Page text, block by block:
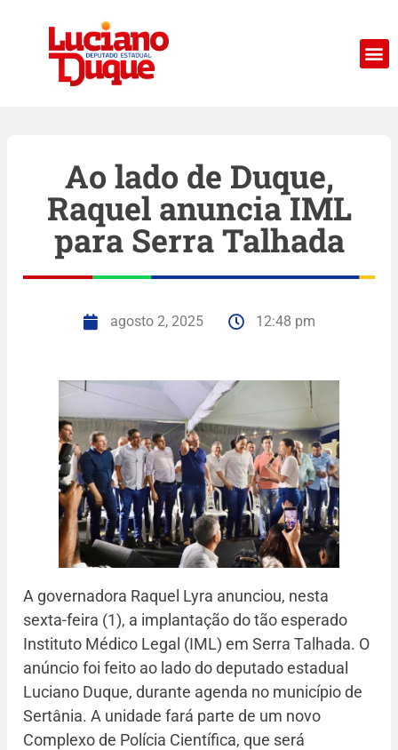
Ao lado de Duque,
Raquel anuncia IML
para Serra Talhada
agosto 2, 2025 12:48 pm
A governadora Raquel Lyra anunciou, nesta
sexta-feira (1), a implantação do tão esperado
Instituto Médico Legal (IML) em Serra Talhada. O
anúncio foi feito ao lado do deputado estadual
Luciano Duque, durante agenda no município de
Sertânia. A unidade fará parte de um novo
Complexo de Polícia Científica, que será